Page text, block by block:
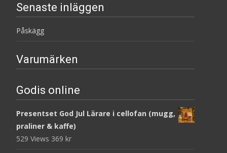
Senaste inläggen
Påskägg
Varumärken
Godis online
Presentset God Jul Lärare i cellofan (mugg,
praliner & kaffe)
529 Views 369 kr